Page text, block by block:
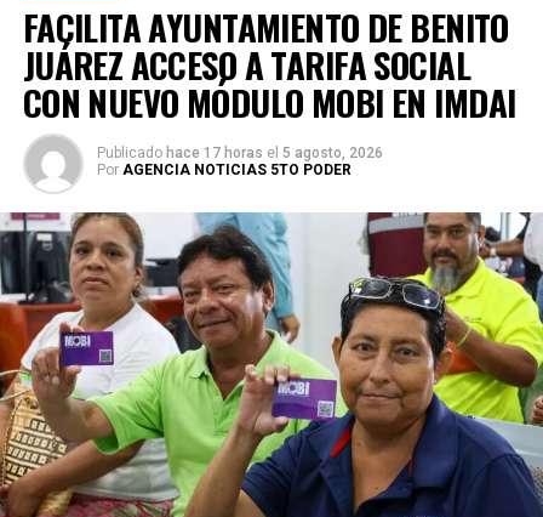
FACILITA AYUNTAMIENTO DE BENITO
JUÁREZ ACCESO A TARIFA SOCIAL
CON NUEVO MÓDULO MOBI EN IMDAI
Publicado hace 17 horas el 5 agosto, 2026
Por AGENCIA NOTICIAS 5TO PODER